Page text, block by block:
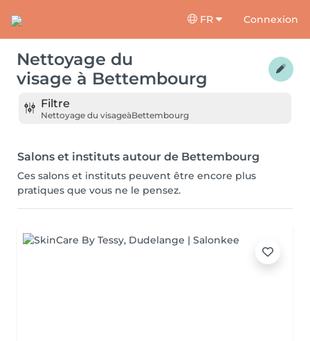
FR Connexion
Nettoyage du
visage à Bettembourg
Filtre
Nettoyage du visageàBettembourg
Salons et instituts autour de Bettembourg
Ces salons et instituts peuvent être encore plus
pratiques que vous ne le pensez.